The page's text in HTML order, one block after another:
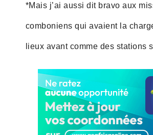
*Mais j’ai aussi dit bravo aux
comboniens qui avaient la
lieux avant comme des stations